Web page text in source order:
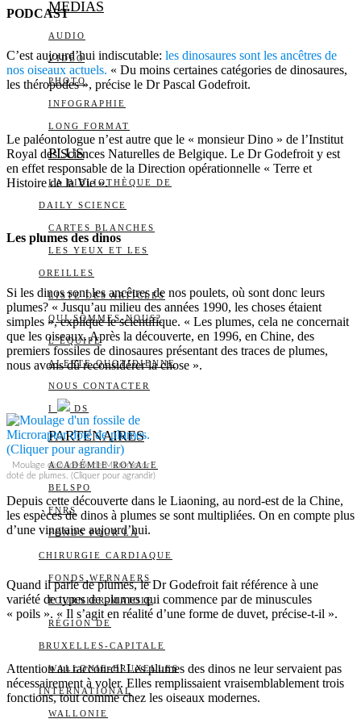
MEDIAS
AUDIO
VIDÉO
PHOTO
INFOGRAPHIE
LONG FORMAT
PLUS
LA BIBLIOTHÈQUE DE
DAILY SCIENCE
CARTES BLANCHES
LES YEUX ET LES
OREILLES
LISTE DES ARTICLES
QUI SOMMES-NOUS?
L’ÉQUIPE
ALERTE QUOTIDIENNE
NOUS CONTACTER
I DS
PARTENAIRES
ACADÉMIE ROYALE
BELSPO
FNRS
FONDS POUR LA
CHIRURGIE CARDIAQUE
FONDS WERNAERS
FOURNIER-MAJOIE
RÉGION DE
BRUXELLES-CAPITALE
WALLONIE-BRUXELLES
INTERNATIONAL
WALLONIE
PODCAST
C’est aujourd’hui indiscutable: les dinosaures sont les ancêtres de
nos oiseaux actuels. « Du moins certaines catégories de dinosaures,
les théropodes », précise le Dr Pascal Godefroit.
Le paléontologue n’est autre que le « monsieur Dino » de l’Institut
Royal des Sciences Naturelles de Belgique. Le Dr Godefroit y est
en effet responsable de la Direction opérationnelle « Terre et
Histoire de la Vie ».
Les plumes des dinos
Si les dinos sont les ancêtres de nos poulets, où sont donc leurs
plumes? « Jusqu’au milieu des années 1990, les choses étaient
simples », explique le scientifique. « Les plumes, cela ne concernait
que les oiseaux. Après la découverte, en 1996, en Chine, des
premiers fossiles de dinosaures présentant des traces de plumes,
nous avons dû reconsidérer la chose ».
Moulage d’un fossile de Microraptor
doté de plumes. (Cliquer pour agrandir)
Depuis cette découverte dans le Liaoning, au nord-est de la Chine,
les espèces de dinos à plumes se sont multipliées. On en compte plus
d’une vingtaine aujourd’hui.
Quand il parle de plumes, le Dr Godefroit fait référence à une
variété de types de plumes qui commence par de minuscules
« poils ». « Il s’agit en réalité d’une forme de duvet, précise-t-il ».
Attention au raccourci! Les plumes des dinos ne leur servaient pas
nécessairement à voler. Elles remplissaient vraisemblablement trois
fonctions, tout comme chez les oiseaux modernes.